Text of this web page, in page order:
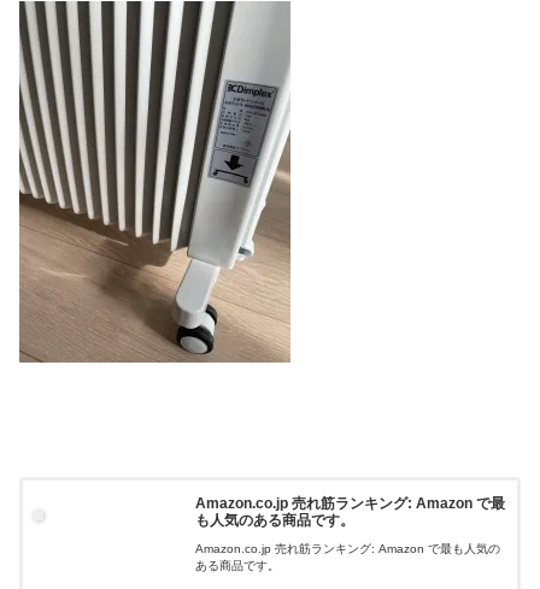
Amazon.co.jp 売れ筋ランキング: Amazon で最
も人気のある商品です。
Amazon.co.jp 売れ筋ランキング: Amazon で最も人気の
ある商品です。